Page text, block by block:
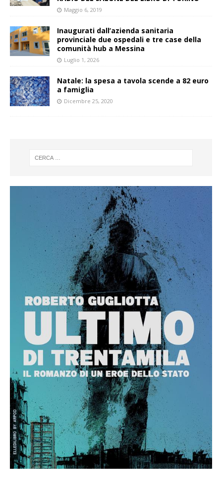
Maggio 6, 2019
Inaugurati dall’azienda sanitaria
provinciale due ospedali e tre case della
comunità hub a Messina
Luglio 1, 2026
Natale: la spesa a tavola scende a 82 euro
a famiglia
Dicembre 25, 2020